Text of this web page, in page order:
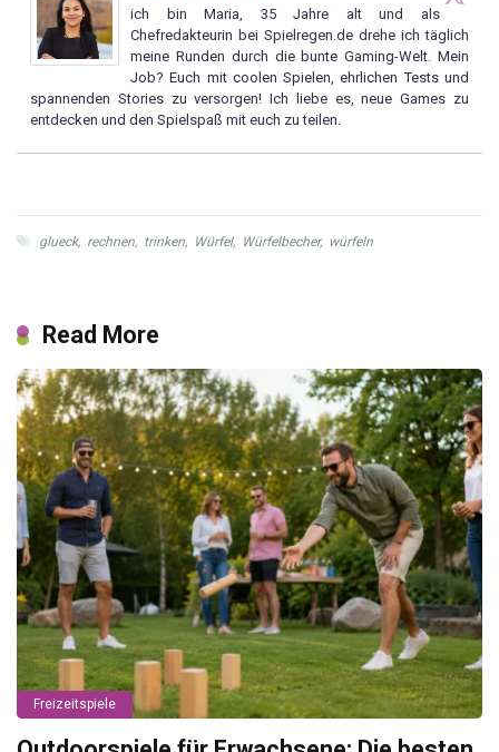
ich bin Maria, 35 Jahre alt und als
Chefredakteurin bei Spielregen.de drehe ich täglich
meine Runden durch die bunte Gaming-Welt. Mein
Job? Euch mit coolen Spielen, ehrlichen Tests und
spannenden Stories zu versorgen! Ich liebe es, neue Games zu
entdecken und den Spielspaß mit euch zu teilen.
glueck, rechnen, trinken, Würfel, Würfelbecher, würfeln
Read More
Freizeitspiele